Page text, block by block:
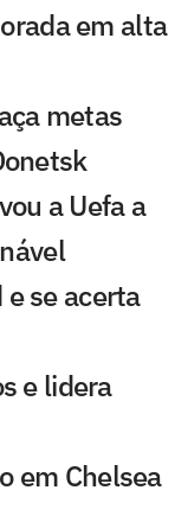
em alta
metas
a Uefa a
se acerta
e lidera
em Chelsea